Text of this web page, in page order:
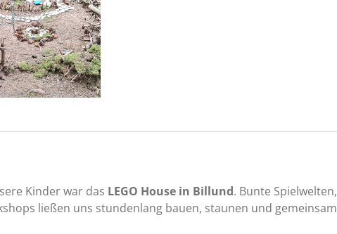
Kinder war das LEGO House in Billund. Bunte Spielwelten,
ließen uns stundenlang bauen, staunen und gemeinsam